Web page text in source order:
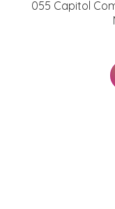
055 Capitol